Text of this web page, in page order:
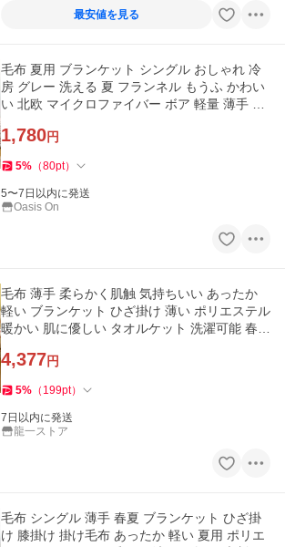
最安値を見る
毛布 夏用 ブランケット シングル おしゃれ 冷
房 グレー 洗える 夏 フランネル もうふ かわい
い 北欧 マイクロファイバー ボア 軽量 薄手 ハ
1,780円
5% （80pt）
5〜7日以内に発送
Oasis On
毛布 薄手 柔らかく肌触 気持ちいい あったか
軽い ブランケット ひざ掛け 薄い ポリエステル
暖かい 肌に優しい タオルケット 洗濯可能 春夏
4,377円
5% （ 199pt）
7日以内に発送
龍一ストア
毛布 シングル 薄手 春夏 ブランケット ひざ掛
け 膝掛け 掛け毛布 あったか 軽い 夏用 ポリエ